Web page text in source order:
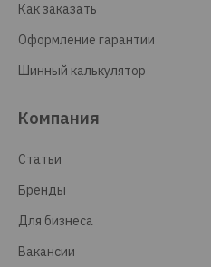
Как заказать
Оформление гарантии
Шинный калькулятор
Компания
Статьи
Бренды
Для бизнеса
Вакансии